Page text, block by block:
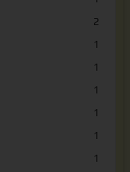
2
1
1
1
1
1
1